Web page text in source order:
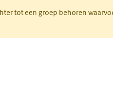
tot een groep behoren